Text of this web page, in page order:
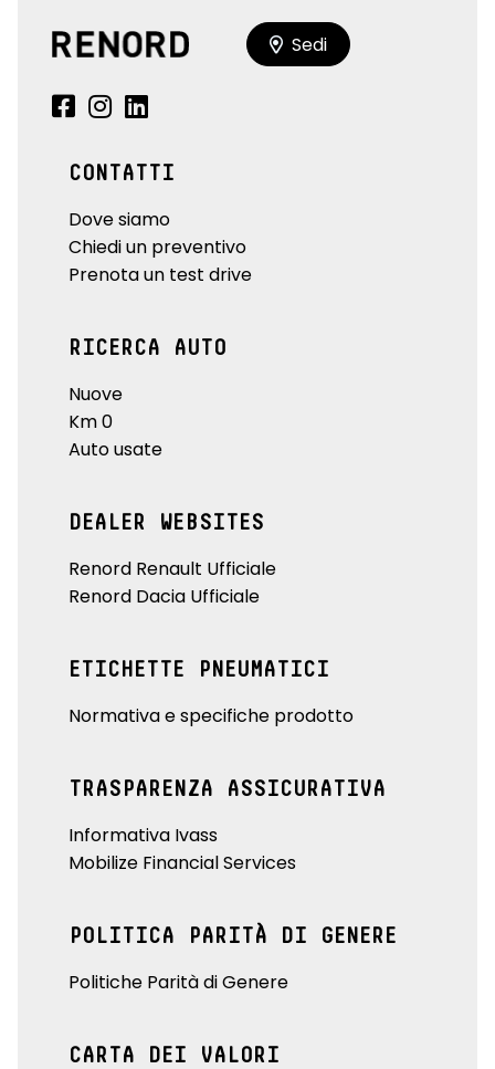
Sedi
CONTATTI
Dove siamo
Chiedi un preventivo
Prenota un test drive
RICERCA AUTO
Nuove
Km 0
Auto usate
DEALER WEBSITES
Renord Renault Ufficiale
Renord Dacia Ufficiale
ETICHETTE PNEUMATICI
Normativa e specifiche prodotto
TRASPARENZA ASSICURATIVA
Informativa Ivass
Mobilize Financial Services
POLITICA PARITÀ DI GENERE
Politiche Parità di Genere
CARTA DEI VALORI